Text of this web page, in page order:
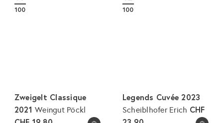
100
Zweigelt Classique
2021Weingut Pöckl
100
Legends Cuvée 2023
Scheiblhofer Erich CHF